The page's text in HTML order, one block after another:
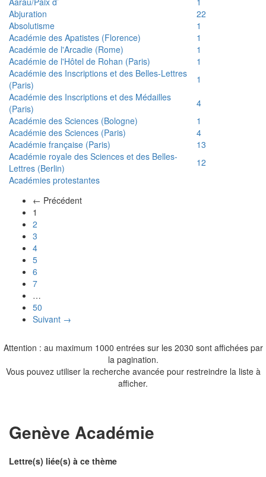
Abjuration
22
Absolutisme
1
Académie des Apatistes (Florence)
1
Académie de l'Arcadie (Rome)
1
Académie de l'Hôtel de Rohan (Paris)
1
Académie des Inscriptions et des Belles-Lettres
(Paris)
1
Académie des Inscriptions et des Médailles
(Paris)
4
Académie des Sciences (Bologne)
1
Académie des Sciences (Paris)
4
Académie française (Paris)
13
Académie royale des Sciences et des Belles-
Lettres (Berlin)
12
Académies protestantes
← Précédent
1
2
3
4
5
6
7
…
50
Suivant →
Attention : au maximum 1000 entrées sur les 2030 sont affichées par
la pagination.
Vous pouvez utiliser la recherche avancée pour restreindre la liste à
afficher.
Genève Académie
Lettre(s) liée(s) à ce thème